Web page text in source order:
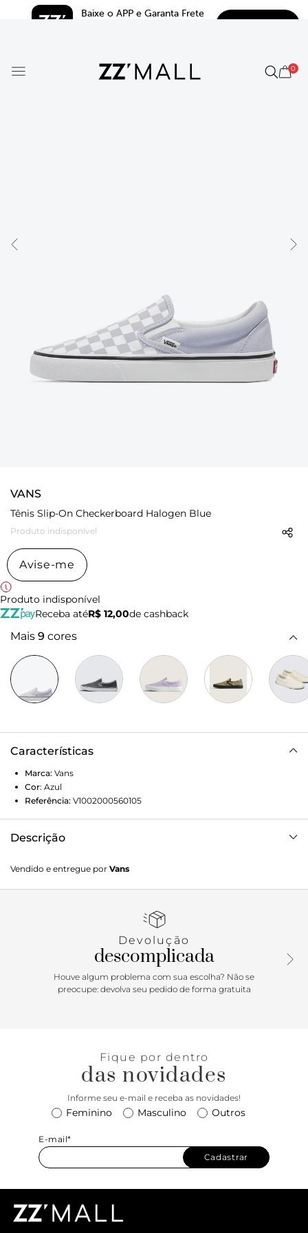
Baixe o APP e Garanta Frete
0
VANS
Tênis Slip-On Checkerboard Halogen Blue
Produto indisponível
Avise-me
Produto indisponível
Receba atéR$ 12,00de cashback
Mais 9 cores
Características
Marca: Vans
Cor: Azul
Referência: V1002000560105
Descrição
tornando-se um ícone no sul da Califórnia. Hoje, ele é
reconhecido mundialmente por sua silhueta confortável,
estampa em checkerboard, o Tênis Slip-On Checkerboard
verdadeiro estilo “Off The Wall”. Este tênis slip-on
atemporal também inclui cabedal discreto de lona,
colarinhos acolchoados de suporte, detalhes elásticos nas
laterais e sola de borracha waffle exclusiva Vans.
Vendido e entregue por Vans
Devolução
descomplicada
Houve algum problema com sua escolha? Não se
preocupe: devolva seu pedido de forma gratuita
Fique por dentro
das novidades
Informe seu e-mail e receba as novidades!
Feminino Masculino Outros
E-mail*
Cadastrar